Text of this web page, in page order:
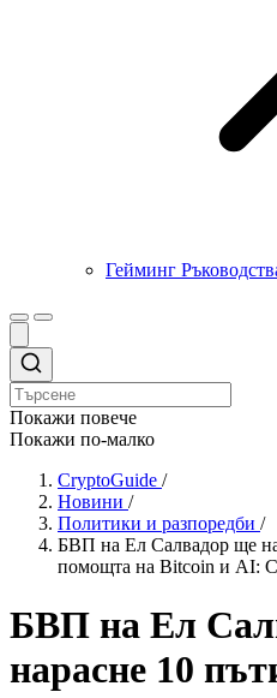
Гейминг
Покажи повече
Покажи по-малко
CryptoGuide /
Новини /
Политики и разпоредби /
БВП на Ел Салвадор ще
помощта на Bitcoin и AI:
БВП на Ел
нарасне 10